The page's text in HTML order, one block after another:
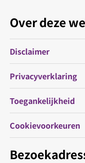
Over deze
Disclaimer
Privacyverklaring
Toegankelijkheid
Cookievoorkeuren